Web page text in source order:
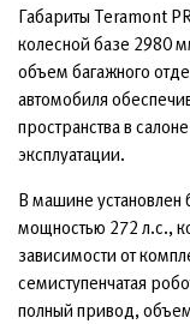
Габариты Teramont
колесной базе 2980
объем багажного
автомобиля
пространства в
эксплуатации.
В машине
мощностью 272 л.с.,
зависимости от
семиступенчатая
полный привод, объем